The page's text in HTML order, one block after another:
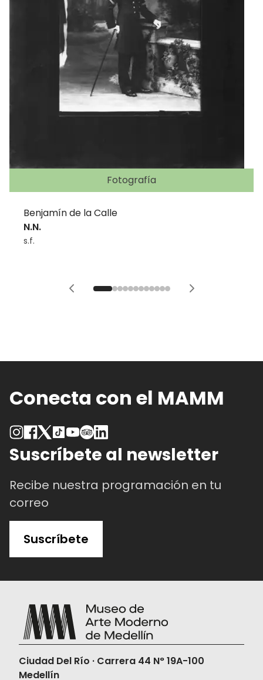
Fotografía
Benjamín de la Calle
N.N.
s.f.
Conecta con el MAMM
Suscríbete al newsletter
Recibe nuestra programación en tu
correo
Suscríbete
Ciudad Del Río · Carrera 44 N° 19A-100
Medellín